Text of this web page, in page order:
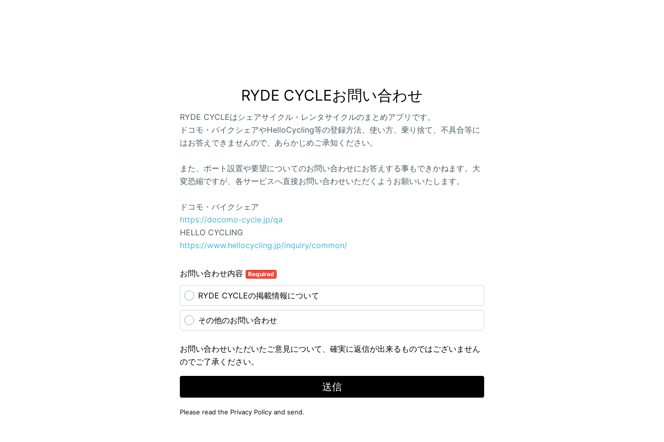
RYDE CYCLEお問い合わせ
RYDE CYCLEはシェアサイクル・レンタサイクルのまとめアプリです。
ドコモ・バイクシェアやHelloCycling等の登録方法、使い方、乗り捨て、不具合等に
はお答えできませんので、あらかじめご承知ください。
また、ポート設置や要望についてのお問い合わせにお答えする事もできかねます。大
変恐縮ですが、各サービスへ直接お問い合わせいただくようお願いいたします。
ドコモ・バイクシェア
https://docomo-cycle.jp/qa
HELLO CYCLING
https://www.hellocycling.jp/inquiry/common/
お問い合わせ内容 Required
RYDE CYCLEの掲載情報について
その他のお問い合わせ
お問い合わせいただいたご意見について、確実に返信が出来るものではございません
のでご了承ください。
送信
Please read the Privacy Policy and send.